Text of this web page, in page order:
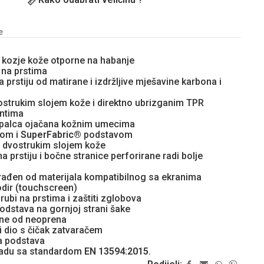
kože otporne na habanje
prstima
prstiju od matirane i izdržljive mješavine karbona i
slojem kože i direktno ubrizganim TPR
ojačana kožnim umecima
i SuperFabric® podstavom
slojem kože
prstiju i bočne stranice perforirane radi bolje
od materijala kompatibilnog sa ekranima
(touchscreen)
na prstima i zaštiti zglobova
na gornjoj strani šake
od neoprena
dio s čičak zatvaračem
podstava
sa standardom EN 13594:2015.